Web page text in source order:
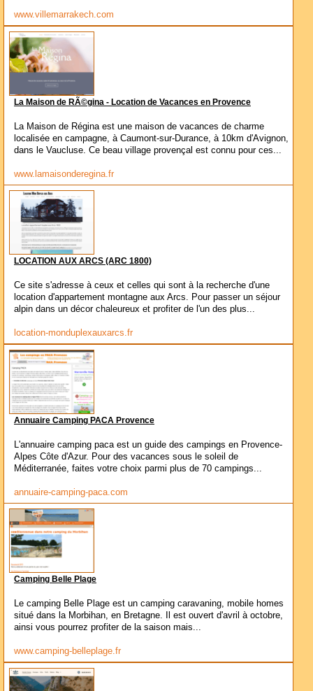
www.villemarrakech.com
La Maison de RÃ©gina - Location de Vacances en Provence
La Maison de Régina est une maison de vacances de charme
localisée en campagne, à Caumont-sur-Durance, à 10km d'Avignon,
dans le Vaucluse. Ce beau village provençal est connu pour ces...
www.lamaisonderegina.fr
LOCATION AUX ARCS (ARC 1800)
Ce site s'adresse à ceux et celles qui sont à la recherche d'une
location d'appartement montagne aux Arcs. Pour passer un séjour
alpin dans un décor chaleureux et profiter de l'un des plus...
location-monduplexauxarcs.fr
Annuaire Camping PACA Provence
L'annuaire camping paca est un guide des campings en Provence-
Alpes Côte d'Azur. Pour des vacances sous le soleil de
Méditerranée, faites votre choix parmi plus de 70 campings...
annuaire-camping-paca.com
Camping Belle Plage
Le camping Belle Plage est un camping caravaning, mobile homes
situé dans la Morbihan, en Bretagne. Il est ouvert d'avril à octobre,
ainsi vous pourrez profiter de la saison mais...
www.camping-belleplage.fr